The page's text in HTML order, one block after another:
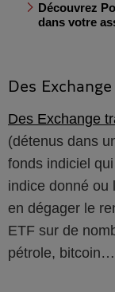
Découvrez
dans votre
Des
Des Exchange
(détenus dans
fonds indiciel
indice donné ou
en dégager le
ETF sur de
pétrole,